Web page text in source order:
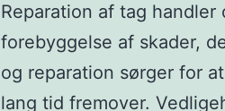
Reparation af tag
forebyggelse af skader,
og reparation sørger for
lang tid fremover.